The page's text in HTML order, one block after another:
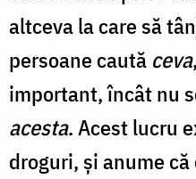
altceva la care să
persoane caută ceva
important, încât nu
acesta. Acest lucru
droguri, și anume